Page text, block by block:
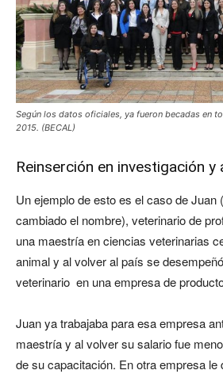
Según los datos oficiales, ya fueron becadas en
2015. (BECAL)
Reinserción en investigación
Un ejemplo de esto es el caso de Juan
cambiado el nombre), veterinario de
una maestría en ciencias veterinarias
animal y al volver al país se
veterinario en una empresa de
Juan ya trabajaba para esa empresa
maestría y al volver su salario fue
de su capacitación. En otra empresa le